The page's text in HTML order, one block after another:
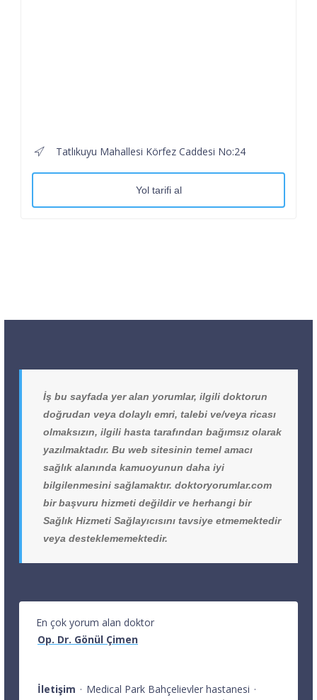
Tatlıkuyu Mahallesi Körfez Caddesi No:24
Yol tarifi al
İş bu sayfada yer alan yorumlar, ilgili doktorun
doğrudan veya dolaylı emri, talebi ve/veya ricası
olmaksızın, ilgili hasta tarafından bağımsız olarak
yazılmaktadır. Bu web sitesinin temel amacı
sağlık alanında kamuoyunun daha iyi
bilgilenmesini sağlamaktır. doktoryorumlar.com
bir başvuru hizmeti değildir ve herhangi bir
Sağlık Hizmeti Sağlayıcısını tavsiye etmemektedir
veya desteklememektedir.
En çok yorum alan doktor
Op. Dr. Gönül Çimen
İletişim · Medical Park Bahçelievler hastanesi ·